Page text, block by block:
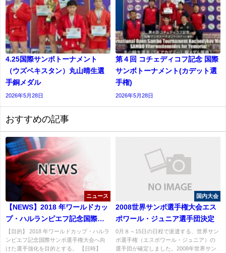
4.25国際サンボトーナメント
（ウズベキスタン）丸山晴生選
手銅メダル
2026年5月28日
第４回 コチェディコフ記念 国際
サンボトーナメント(カデット選
⼿権)
2026年5月28日
おすすめの記事
ニュース
【NEWS】2018 年ワールドカッ
プ・ハルランピエフ記念国際サ
ンボ選手権大会日本代表選手団
強化練習会開催
【目的】 2018 年ワールドカップ・ハルラ
ンピエフ記念国際サンボ選手権大会へ向
けた選手強化を目的とする。 【日時】
国内大会
2008世界サンボ選手権大会エス
ポワール・ジュニア選手団決定
0月８～15日の日程で派遣する、世界サン
ボ選手権（エスポワール・ジュニア）の
選手団が確定しました。2008年世界サン